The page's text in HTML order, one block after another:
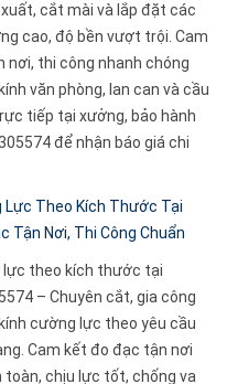
cắt mài và lắp đặt các
cao, độ bền vượt trội. Cam
nơi, thi công nhanh chóng
văn phòng, lan can và cầu
tiếp tại xưởng, bảo hành
để nhận báo giá chi
Lực Theo Kích Thước Tại
Tận Nơi, Thi Công Chuẩn
lực theo kích thước tại
– Chuyên cắt, gia công
cường lực theo yêu cầu
Cam kết đo đạc tận nơi
toàn, chịu lực tốt, chống va